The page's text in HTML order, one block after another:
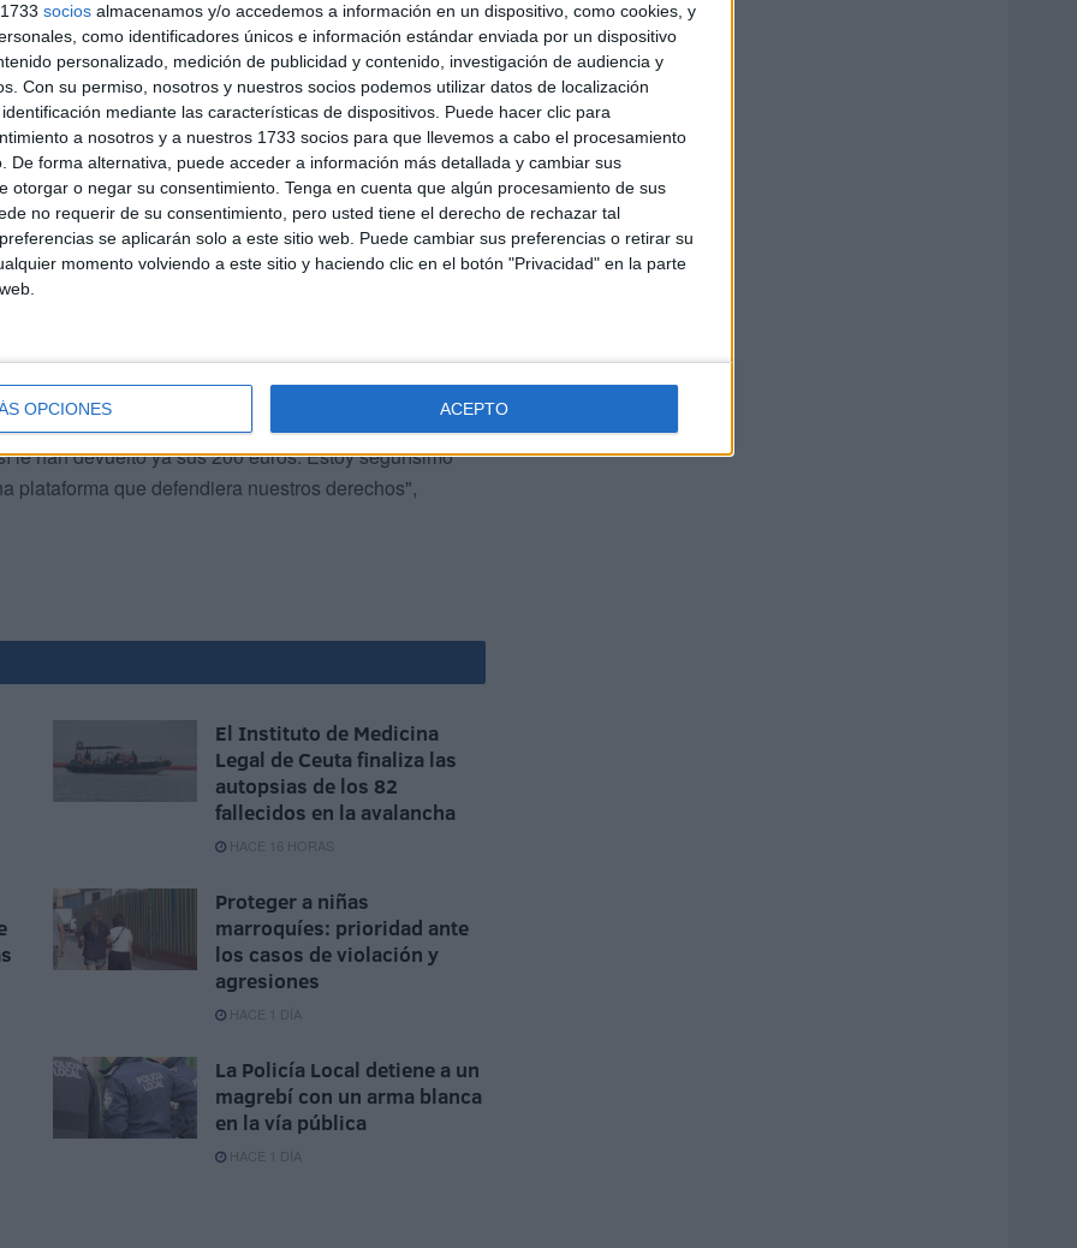
socios almacenamos y/o accedemos a información en un dispositivo, como cookies, y
como identificadores únicos e información estándar enviada por un dispositivo
personalizado, medición de publicidad y contenido, investigación de audiencia y
Con su permiso, nosotros y nuestros socios podemos utilizar datos de localización
mediante las características de dispositivos. Puede hacer clic para
a nosotros y a nuestros 1733 socios para que llevemos a cabo el procesamiento
De forma alternativa, puede acceder a información más detallada y cambiar sus
otorgar o negar su consentimiento. Tenga en cuenta que algún procesamiento de sus
no requerir de su consentimiento, pero usted tiene el derecho de rechazar tal
se aplicarán solo a este sitio web. Puede cambiar sus preferencias o retirar su
momento volviendo a este sitio y haciendo clic en el botón "Privacidad" en la parte
OPCIONES ACEPTO
que le ha pasado lo mismo y "otro día en el bancó
robado de la misma manera".
problema porque un amigo mío me ha contado
arte de magia se le fue y era por una compra en
le han devuelto ya sus 200 euros. Estoy segurísimo
plataforma que defendiera nuestros derechos",
El Instituto de Medicina
Legal de Ceuta finaliza las
autopsias de los 82
fallecidos en la avalancha
HACE 16 HORAS
Proteger a niñas
marroquíes: prioridad ante
los casos de violación y
agresiones
HACE 1 DÍA
La Policía Local detiene a un
magrebí con un arma blanca
en la vía pública
HACE 1 DÍA